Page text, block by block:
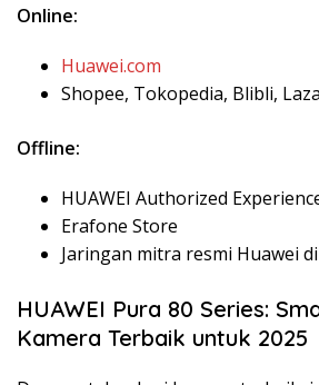
Online:
Huawei.com
Shopee, Tokopedia, Blibli,
Offline:
HUAWEI Authorized
Erafone Store
Jaringan mitra resmi Huawei
HUAWEI Pura 80 Series:
Kamera Terbaik untuk 2025